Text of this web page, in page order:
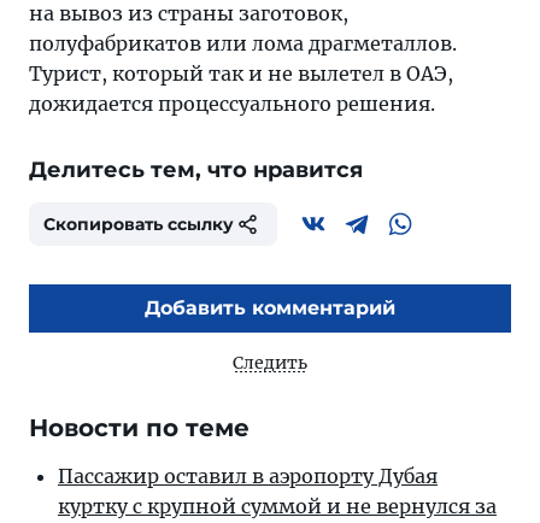
на вывоз из страны заготовок,
полуфабрикатов или лома драгметаллов.
Турист, который так и не вылетел в ОАЭ,
дожидается процессуального решения.
Делитесь тем, что нравится
Скопировать ссылку
Добавить комментарий
Следить
Новости по теме
Пассажир оставил в аэропорту Дубая
куртку с крупной суммой и не вернулся за